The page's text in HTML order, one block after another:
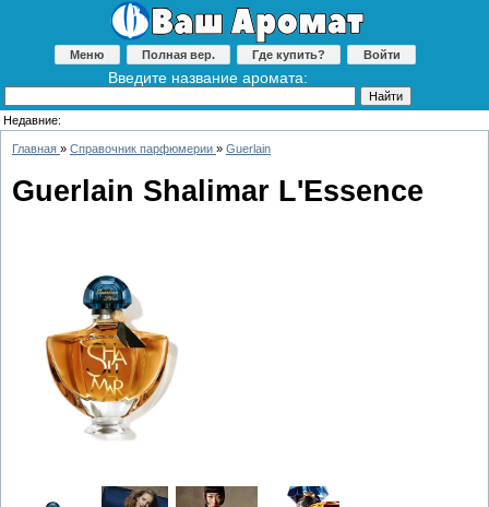
Меню Полная вер. Где купить? Войти
Введите название аромата:
Недавние:
Главная » Справочник парфюмерии » Guerlain
Guerlain Shalimar L'Essence